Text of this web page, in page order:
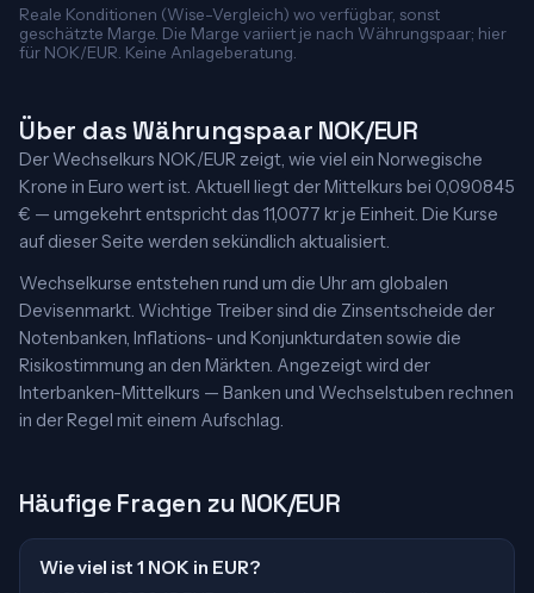
Reale Konditionen (Wise-Vergleich) wo verfügbar, sonst
geschätzte Marge. Die Marge variiert je nach Währungspaar; hier
für NOK/EUR. Keine Anlageberatung.
Über das Währungspaar NOK/EUR
Der Wechselkurs NOK/EUR zeigt, wie viel ein Norwegische
Krone in Euro wert ist. Aktuell liegt der Mittelkurs bei 0,090845
€ — umgekehrt entspricht das 11,0077 kr je Einheit. Die Kurse
auf dieser Seite werden sekündlich aktualisiert.
Wechselkurse entstehen rund um die Uhr am globalen
Devisenmarkt. Wichtige Treiber sind die Zinsentscheide der
Notenbanken, Inflations- und Konjunkturdaten sowie die
Risikostimmung an den Märkten. Angezeigt wird der
Interbanken-Mittelkurs — Banken und Wechselstuben rechnen
in der Regel mit einem Aufschlag.
Häufige Fragen zu NOK/EUR
Wie viel ist 1 NOK in EUR?